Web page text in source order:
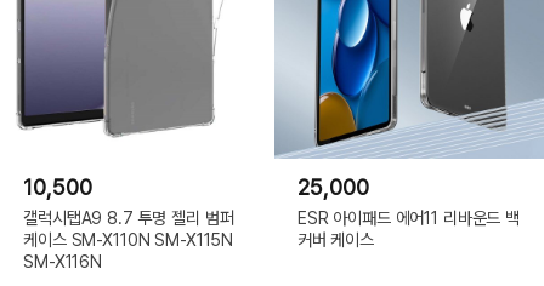
10,500
갤럭시탭A9 8.7 투명 젤리 범퍼
케이스 SM-X110N SM-X115N
SM-X116N
25,000
ESR 아이패드 에어11 리바운드 백
커버 케이스